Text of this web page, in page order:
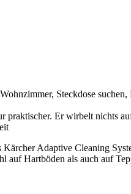
Steckdose
praktischer. Er wirbelt nichts
Adaptive Cleaning
auf Hartböden als auch auf